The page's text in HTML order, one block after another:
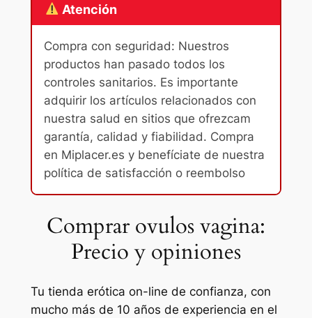
Atención
Compra con seguridad: Nuestros
productos han pasado todos los
controles sanitarios. Es importante
adquirir los artículos relacionados con
nuestra salud en sitios que ofrezcam
garantía, calidad y fiabilidad. Compra
en Miplacer.es y benefíciate de nuestra
política de satisfacción o reembolso
Comprar ovulos vagina:
Precio y opiniones
Tu tienda erótica on-line de confianza, con
mucho más de 10 años de experiencia en el